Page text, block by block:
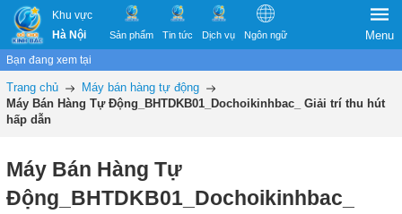
Khu vực
Hà Nội
Sản phẩm Tin tức Dịch vụ Ngôn ngữ Menu
Bạn đang xem tại
Trang chủ
Máy bán hàng tự động
Máy Bán Hàng Tự Động_BHTDKB01_Dochoikinhbac_ Giải trí thu hút
hấp dẫn
Máy Bán Hàng Tự
Động_BHTDKB01_Dochoikinhbac_